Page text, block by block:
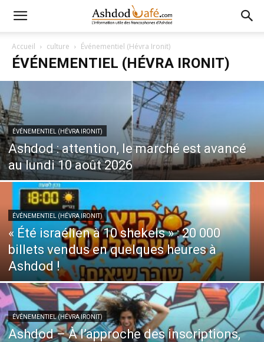
Accueil culture Événementiel (Hévra Ironit)
ÉVÉNEMENTIEL (HÉVRA IRONIT)
ÉVÉNEMENTIEL (HÉVRA IRONIT)
Ashdod : attention, le marché est avancé
au lundi 10 août 2026
ÉVÉNEMENTIEL (HÉVRA IRONIT)
« Été israélien à 10 shekels » : 20 000
billets vendus en quelques heures à
Ashdod !
ÉVÉNEMENTIEL (HÉVRA IRONIT)
Ashdod – À l’approche des inscriptions,